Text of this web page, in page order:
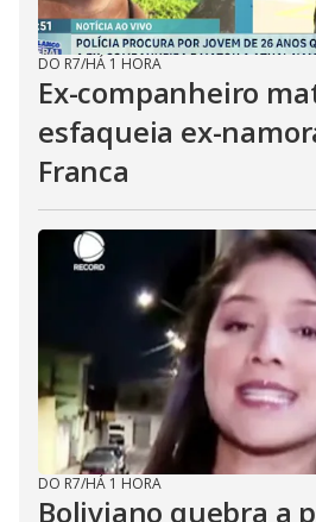
DO R7/HÁ 1 HORA
Ex-companheiro
esfaqueia ex-
Franca
DO R7/HÁ 1 HORA
Boliviano quebra a